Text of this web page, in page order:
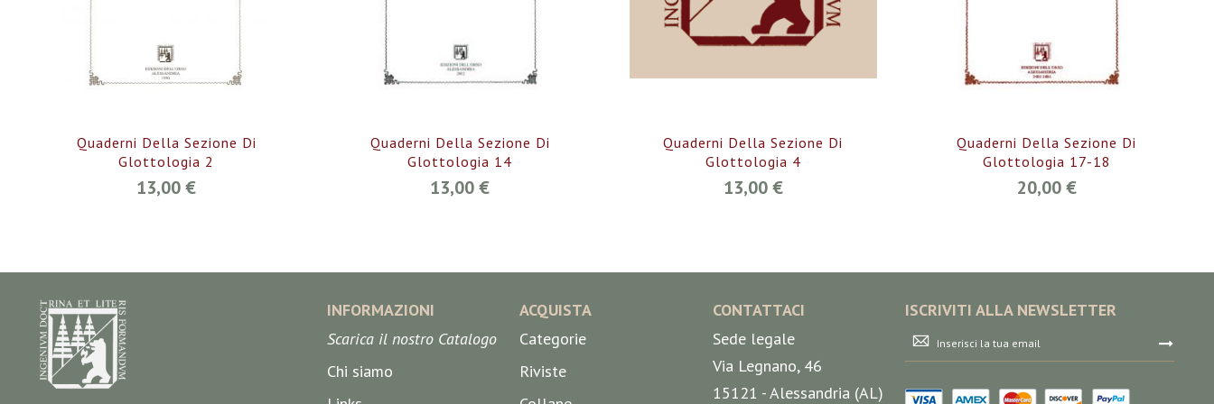
Quaderni Della Sezione Di
Glottologia 2
13,00 €
Quaderni Della Sezione Di
Glottologia 14
13,00 €
Quaderni Della Sezione Di
Glottologia 4
13,00 €
Quaderni Della Sezione Di
Glottologia 17-18
20,00 €
INFORMAZIONI
Scarica il nostro Catalogo
Chi siamo
ACQUISTA
Categorie
Riviste
CONTATTACI
Sede legale
Via Legnano, 46
15121 - Alessandria (AL)
ISCRIVITI ALLA NEWSLETTER
Iscriviti
alla
nostra